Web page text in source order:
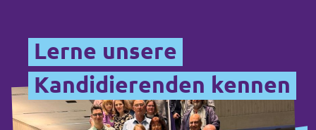
Lerne unsere
Kandidierenden kennen